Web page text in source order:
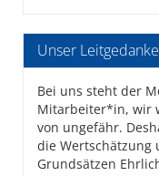
Unser Leitgedanke
Bei uns steht der
Mitarbeiter*in, wir
von ungefähr.
die Wertschätzung
Grundsätzen